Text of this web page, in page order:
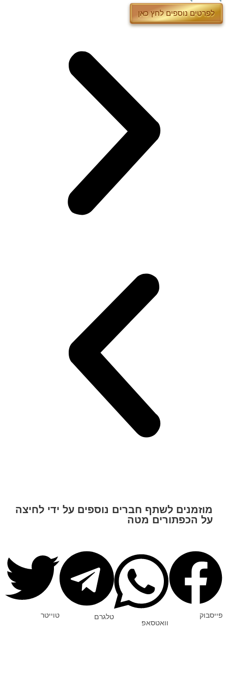
לפרטים נוספים לחץ כאן
מוזמנים לשתף חברים נוספים על ידי לחיצה
על הכפתורים מטה
פייסבוק
וואטסאפ
טלגרם טוייטר